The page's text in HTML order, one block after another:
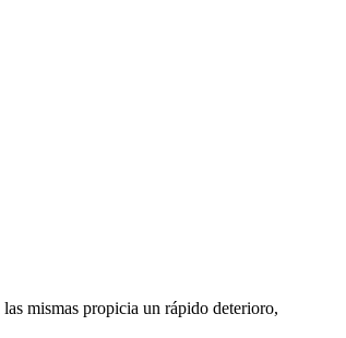
mismas propicia un rápido deterioro,